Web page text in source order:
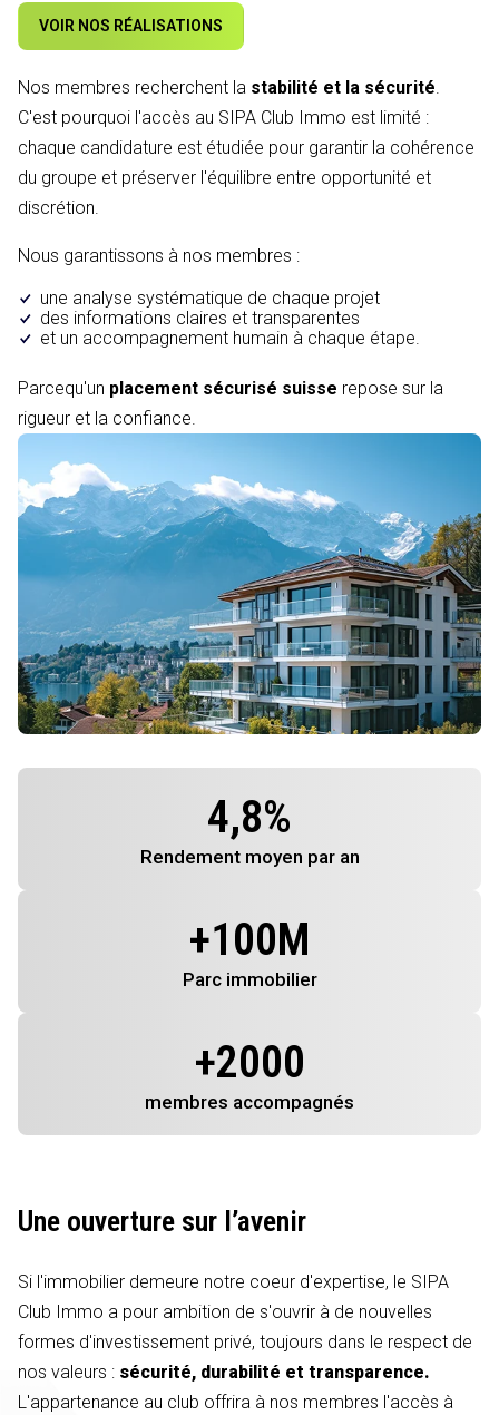
VOIR NOS RÉALISATIONS
Nos membres recherchent la stabilité et la sécurité.
C'est pourquoi l'accès au SIPA Club Immo est limité :
chaque candidature est étudiée pour garantir la cohérence
du groupe et préserver l'équilibre entre opportunité et
discrétion.
Nous garantissons à nos membres :
une analyse systématique de chaque projet
des informations claires et transparentes
et un accompagnement humain à chaque étape.
Parcequ'un placement sécurisé suisse repose sur la
rigueur et la confiance.
4,8%
Rendement moyen par an
+100M
Parc immobilier
+2000
membres accompagnés
Une ouverture sur l’avenir
Si l'immobilier demeure notre coeur d'expertise, le SIPA
Club Immo a pour ambition de s'ouvrir à de nouvelles
formes d'investissement privé, toujours dans le respect de
nos valeurs : sécurité, durabilité et transparence.
L'appartenance au club offrira à nos membres l'accès à